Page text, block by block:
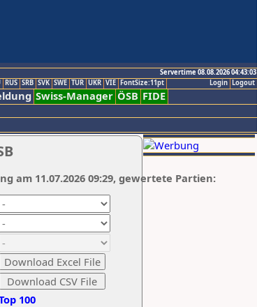
Servertime 08.08.2026 04:43:03
Logout
Login
RUS SRB SVK SWE TUR UKR VIE FontSize:11pt
Swiss-Manager ÖSB FIDE
100
am 11.07.2026 09:29, gewertete Partien: